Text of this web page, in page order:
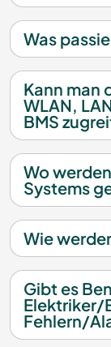
Was
Kann man
WLAN,
BMS
Wo
Systems
Wie
Gibt es
Elektriker/
Fehlern/